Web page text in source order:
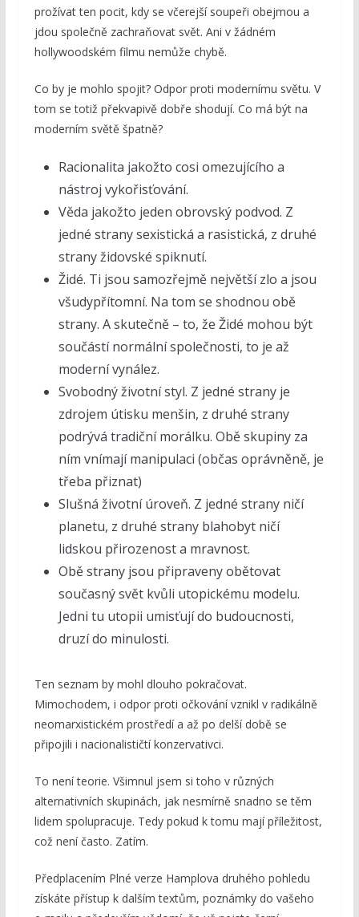
prožívat ten pocit, kdy se včerejší soupeři obejmou a
jdou společně zachraňovat svět. Ani v žádném
hollywoodském filmu nemůže chybě.
Co by je mohlo spojit? Odpor proti modernímu světu. V
tom se totiž překvapivě dobře shodují. Co má být na
moderním světě špatně?
Racionalita jakožto cosi omezujícího a
nástroj vykořisťování.
Věda jakožto jeden obrovský podvod. Z
jedné strany sexistická a rasistická, z druhé
strany židovské spiknutí.
Židé. Ti jsou samozřejmě největší zlo a jsou
všudypřítomní. Na tom se shodnou obě
strany. A skutečně – to, že Židé mohou být
součástí normální společnosti, to je až
moderní vynález.
Svobodný životní styl. Z jedné strany je
zdrojem útisku menšin, z druhé strany
podrývá tradiční morálku. Obě skupiny za
ním vnímají manipulaci (občas oprávněně, je
třeba přiznat)
Slušná životní úroveň. Z jedné strany ničí
planetu, z druhé strany blahobyt ničí
lidskou přirozenost a mravnost.
Obě strany jsou připraveny obětovat
současný svět kvůli utopickému modelu.
Jedni tu utopii umisťují do budoucnosti,
druzí do minulosti.
Ten seznam by mohl dlouho pokračovat.
Mimochodem, i odpor proti očkování vznikl v radikálně
neomarxistickém prostředí a až po delší době se
připojili i nacionalističtí konzervativci.
To není teorie. Všimnul jsem si toho v různých
alternativních skupinách, jak nesmírně snadno se těm
lidem spolupracuje. Tedy pokud k tomu mají příležitost,
což není často. Zatím.
Předplacením Plné verze Hamplova druhého pohledu
získáte přístup k dalším textům, poznámky do vašeho